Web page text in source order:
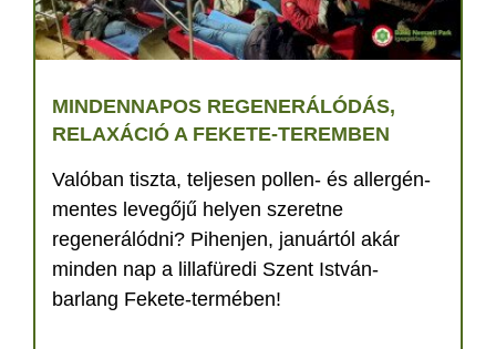
MINDENNAPOS REGENERÁLÓDÁS,
RELAXÁCIÓ A FEKETE-TEREMBEN
Valóban tiszta, teljesen pollen- és allergén-
mentes levegőjű helyen szeretne
regenerálódni? Pihenjen, januártól akár
minden nap a lillafüredi Szent István-
barlang Fekete-termében!